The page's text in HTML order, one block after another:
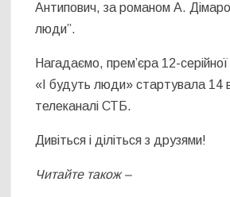
Антипович, за романом А.
люди”.
Нагадаємо, прем’єра 12-
«І будуть люди» стартувала 14
телеканалі СТБ.
Дивіться і діліться з друзями!
Читайте також –